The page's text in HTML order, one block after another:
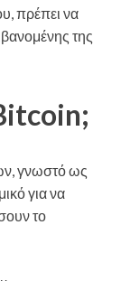
πρέπει να
της
γνωστό ως
για να
το